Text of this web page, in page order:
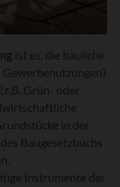
ist es, die bauliche
Grün- oder
in der
Baugesetzbuchs
Instrumente der